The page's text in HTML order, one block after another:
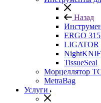
Назад
ERGO
LIGATOR
TissueSeal
Морцеллятор
MetraBag
Услуги